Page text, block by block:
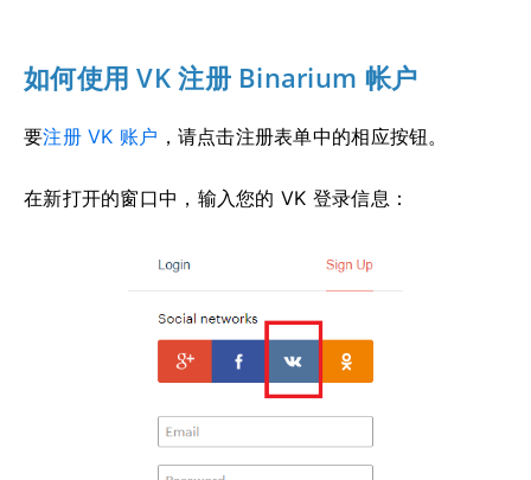
如何使用 VK 注册 Binarium 帐户
要注册 VK 账户 ，请点击注册表单中的相应按钮。
在新打开的窗口中，输入您的 VK 登录信息：